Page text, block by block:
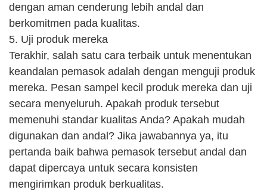
dengan aman cenderung lebih andal dan
berkomitmen pada kualitas.
5. Uji produk mereka
Terakhir, salah satu cara terbaik untuk menentukan
keandalan pemasok adalah dengan menguji produk
mereka. Pesan sampel kecil produk mereka dan uji
secara menyeluruh. Apakah produk tersebut
memenuhi standar kualitas Anda? Apakah mudah
digunakan dan andal? Jika jawabannya ya, itu
pertanda baik bahwa pemasok tersebut andal dan
dapat dipercaya untuk secara konsisten
mengirimkan produk berkualitas.